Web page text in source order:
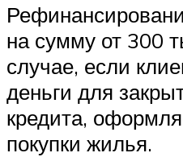
на сумму от 300
случае, если
деньги для
кредита,
покупки жилья.